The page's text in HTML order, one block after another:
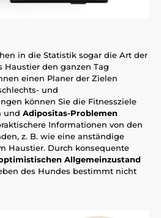
in die Statistik sogar die Art der
Haustier den ganzen Tag
einen Planer der Zielen
und
können Sie die Fitnessziele
und Adipositas-Problemen
Informationen von den
z. B. wie eine anständige
Haustier. Durch konsequente
Allgemeinzustand
des Hundes bestimmt nicht